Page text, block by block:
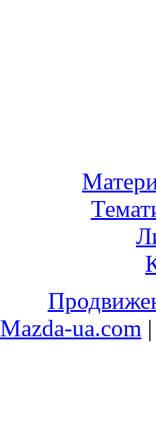
Mazda-ua.com